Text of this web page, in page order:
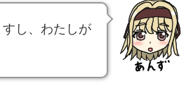
し、わたしが